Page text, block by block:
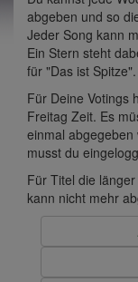
abgeben und so
Jeder Song kann
Ein Stern steht
für "Das ist Spitze".
Für Deine Votings
Freitag Zeit. Es
einmal abgegeben
musst du
Für Titel die
kann nicht mehr